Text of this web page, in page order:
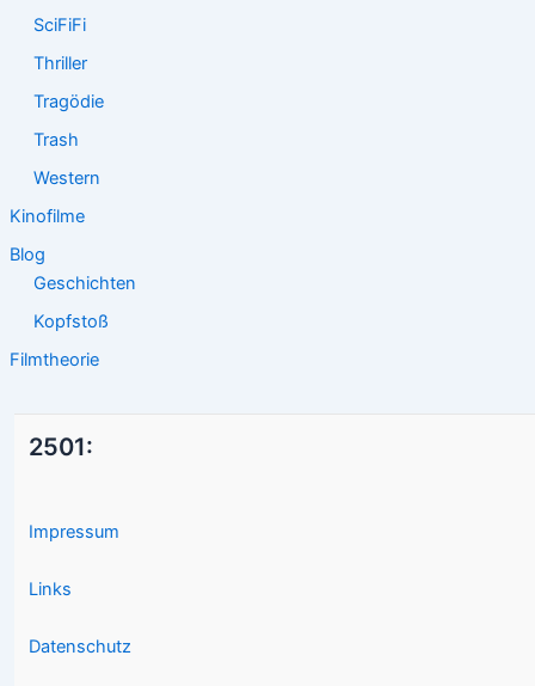
SciFiFi
Thriller
Tragödie
Trash
Western
Kinofilme
Blog
Geschichten
Kopfstoß
Filmtheorie
2501:
Impressum
Links
Datenschutz